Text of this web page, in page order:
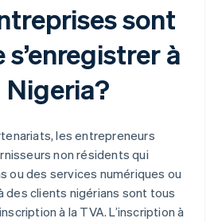
sont
à
Nigeria?
les entrepreneurs
non résidents qui
ou des services numériques ou
des clients nigérians sont tous
à la TVA. L’inscription à